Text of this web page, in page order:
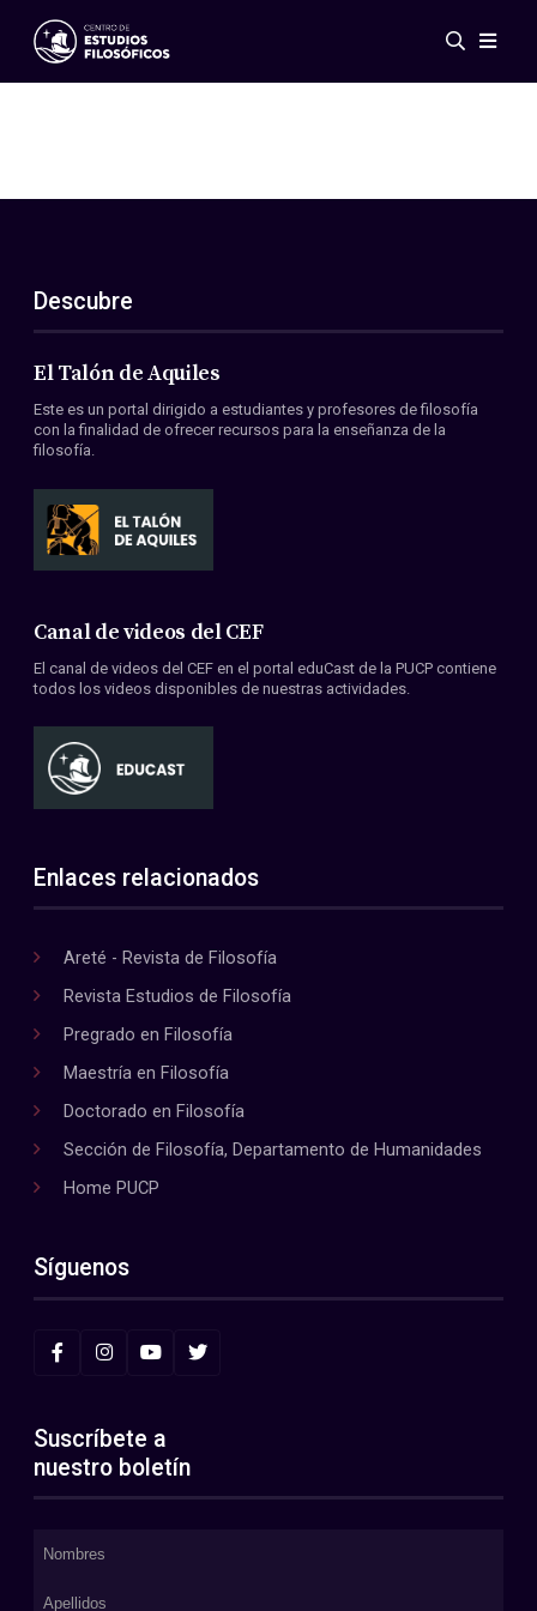
Eventos
ES
EN
Acerca de nosotros
Miembros
Convenios
Descubre
El Talón de Aquiles
Este es un portal dirigido a estudiantes y profesores de filosofía
con la finalidad de ofrecer recursos para la enseñanza de la
filosofía.
Canal de videos del CEF
El canal de videos del CEF en el portal eduCast de la PUCP contiene
todos los videos disponibles de nuestras actividades.
Enlaces relacionados
Areté - Revista de Filosofía
Revista Estudios de Filosofía
Pregrado en Filosofía
Maestría en Filosofía
Doctorado en Filosofía
Sección de Filosofía, Departamento de Humanidades
Home PUCP
Síguenos
Suscríbete a
nuestro boletín